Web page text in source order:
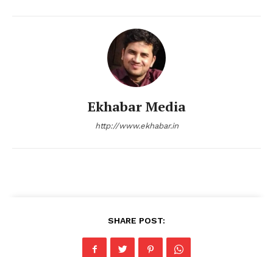
Ekhabar Media
http://www.ekhabar.in
SHARE POST: